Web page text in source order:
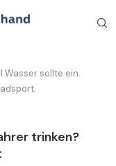
Wasser sollte ein
trinken?